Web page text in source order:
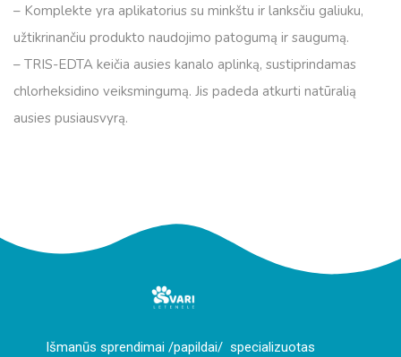
– Komplekte yra aplikatorius su minkštu ir lanksčiu galiuku,
užtikrinančiu produkto naudojimo patogumą ir saugumą.
– TRIS-EDTA keičia ausies kanalo aplinką, sustiprindamas
chlorheksidino veiksmingumą. Jis padeda atkurti natūralią
ausies pusiausvyrą.
Išmanūs sprendimai /papildai/ specializuotas